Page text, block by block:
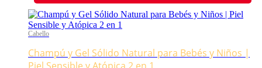
Cabello
Champú y Gel Sólido Natural para Bebés y Niños |